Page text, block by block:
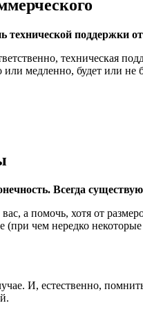
поддержки
техническая
медленно, будет или не
Всегда
а помочь, хотя от
чем нередко
И, естественно,